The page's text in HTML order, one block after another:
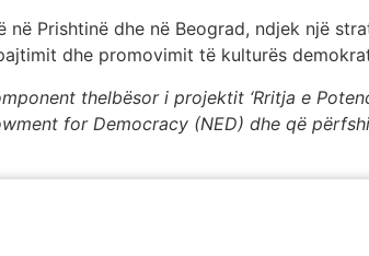
në Prishtinë dhe në Beograd, ndjek një
dhe promovimit të kulturës
thelbësor i projektit ‘Rritja e
for Democracy (NED) dhe që